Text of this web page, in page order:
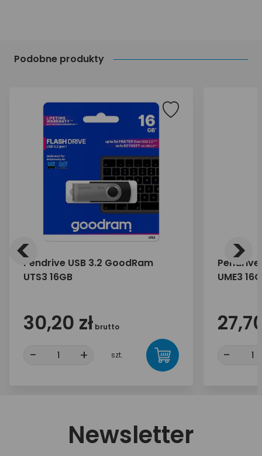
Podobne produkty
Pendrive USB 3.2 GoodRam
UTS3 16GB
30,20 zł brutto
- + szt.
Pendrive
UME3
-
< >
Newsletter